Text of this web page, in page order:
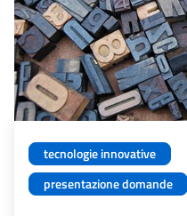
tecnologie innovative
presentazione domande